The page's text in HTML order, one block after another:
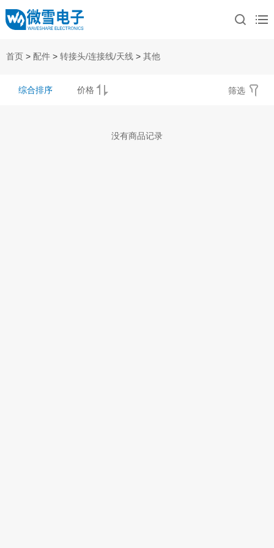
首页 > 配件 > 转接头/连接线/天线 > 其他
综合排序 价格 筛选
没有商品记录